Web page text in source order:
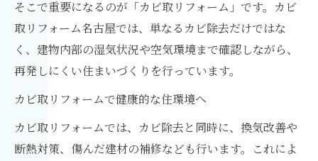
そこで重要になるのが「カビ取リフォーム」です。カビ
取リフォーム名古屋では、単なるカビ除去だけではな
く、建物内部の湿気状況や空気環境まで確認しながら、
再発しにくい住まいづくりを行っています。
カビ取リフォームで健康的な住環境へ
カビ取リフォームでは、カビ除去と同時に、換気改善や
断熱対策、傷んだ建材の補修なども行います。これによ